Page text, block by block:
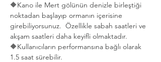
🔶Kano ile Mert gölünün denizle birleştiği
noktadan başlayıp ormanın içerisine
girebiliyorsunuz.  Özellikle sabah saatleri ve
akşam saatleri daha keyifli olmaktadır.
🔶Kullanıcıların performansına bağlı olarak
1.5 saat sürebilir.